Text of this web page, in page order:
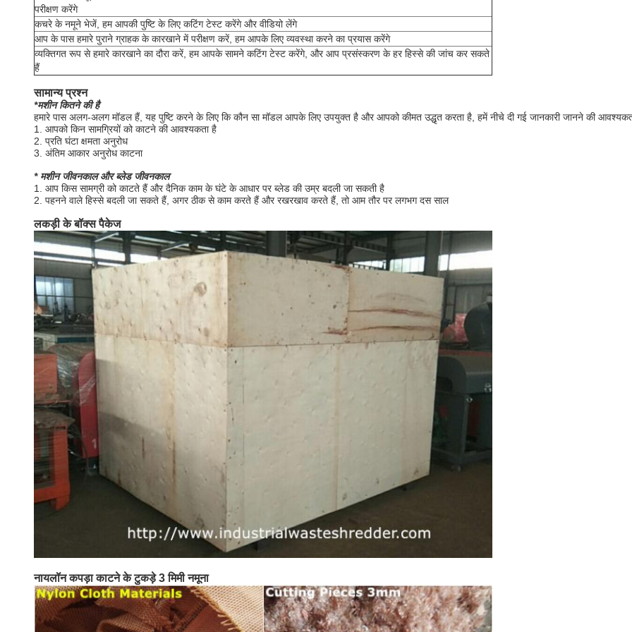
परीक्षण करेंगे
कचरे के नमूने भेजें, हम आपकी पुष्टि के लिए कटिंग टेस्ट करेंगे और वीडियो लेंगे
आप के पास हमारे पुराने ग्राहक के कारखाने में परीक्षण करें, हम आपके लिए व्यवस्था करने का प्रयास करेंगे
व्यक्तिगत रूप से हमारे कारखाने का दौरा करें, हम आपके सामने कटिंग टेस्ट करेंगे, और आप प्रसंस्करण के हर हिस्से की जांच कर सकते
हैं
सामान्य प्रश्न
*मशीन कितने की है
हमारे पास अलग-अलग मॉडल हैं, यह पुष्टि करने के लिए कि कौन सा मॉडल आपके लिए उपयुक्त है और आपको कीमत उद्धृत करता है, हमें नीचे दी गई जानकारी जानने की
1. आपको किन सामग्रियों को काटने की आवश्यकता है
2. प्रति घंटा क्षमता अनुरोध
3. अंतिम आकार अनुरोध काटना
* मशीन जीवनकाल और ब्लेड जीवनकाल
1. आप किस सामग्री को काटते हैं और दैनिक काम के घंटे के आधार पर ब्लेड की उम्र बदली जा सकती है
2. पहनने वाले हिस्से बदली जा सकते हैं, अगर ठीक से काम करते हैं और रखरखाव करते हैं, तो आम तौर पर लगभग दस साल
लकड़ी के बॉक्स पैकेज
नायलॉन कपड़ा काटने के टुकड़े 3 मिमी नमूना